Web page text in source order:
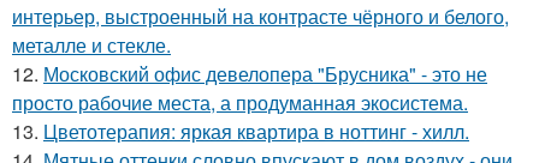
интерьер, выстроенный на контрасте чёрного и белого,
металле и стекле.
12. Московский офис девелопера "Брусника" - это не
просто рабочие места, а продуманная экосистема.
13. Цветотерапия: яркая квартира в ноттинг - хилл.